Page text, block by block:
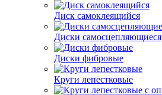
Диск самоклеящийся
Диски самосцепляющиеся
Диски фибровые
Круги лепестковые